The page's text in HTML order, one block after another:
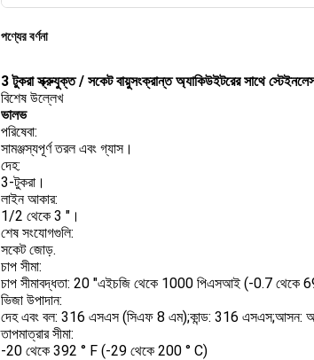
পণ্যের বর্ণনা
3 টুকরা স্ক্রুযুক্ত / সকেট বায়ুসংক্রান্ত অ্যাকিউইটরের সাথে
বিশেষ উল্লেখ
ভালভ
পরিষেবা:
সামঞ্জস্যপূর্ণ তরল এবং গ্যাস।
দেহ:
3-টুকরা।
লাইন আকার:
1/2 থেকে 3 "।
শেষ সংযোগগুলি:
সকেট জোড়.
চাপ সীমা:
চাপ সীমাবদ্ধতা: 20 "এইচজি থেকে 1000 পিএসআই (-0.7 থেকে
ভিজা উপাদান:
দেহ এবং বল: 316 এসএস (সিএফ 8 এম);কান্ড: 316 এসএস;আসন:
তাপমাত্রার সীমা:
-20 থেকে 392 ° F (-29 থেকে 200 ° C)